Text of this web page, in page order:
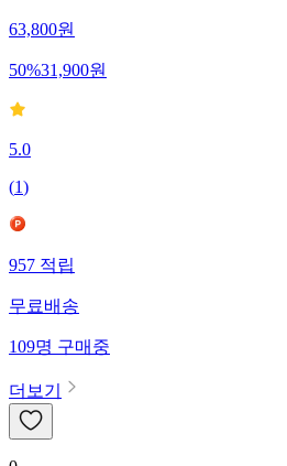
63,800원
50%31,900원
5.0
(1)
957적립
무료배송
109명구매중
더보기